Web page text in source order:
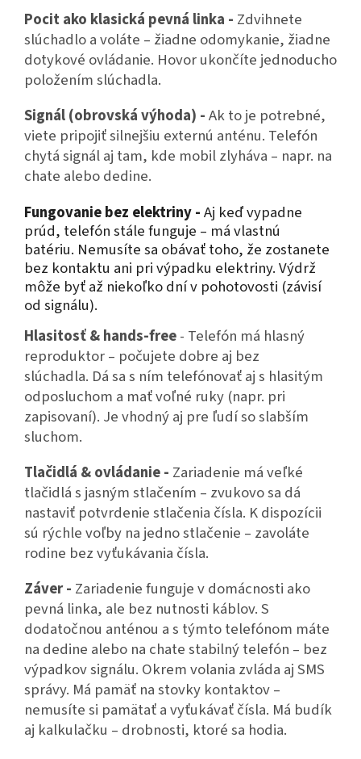
Pocit ako klasická pevná linka - Zdvihnete
slúchadlo a voláte – žiadne odomykanie, žiadne
dotykové ovládanie. Hovor ukončíte jednoducho
položením slúchadla.
Signál (obrovská výhoda) -Ak to je potrebné,
viete pripojiť silnejšiu externú anténu. Telefón
chytá signál aj tam, kde mobil zlyháva – napr. na
chate alebo dedine.
Fungovanie bez elektriny -Aj keď vypadne
prúd, telefón stále funguje – má vlastnú
batériu. Nemusíte sa obávať toho, že zostanete
bez kontaktu ani pri výpadku elektriny. Výdrž
môže byť až niekoľko dní v pohotovosti (závisí
od signálu).
Hlasitosť & hands-free- Telefón má hlasný
reproduktor – počujete dobre aj bez
slúchadla. Dá sa s ním telefónovať aj s hlasitým
odposluchom a mať voľné ruky (napr. pri
zapisovaní). Je vhodný aj pre ľudí so slabším
sluchom.
Tlačidlá & ovládanie - Zariadenie má veľké
tlačidlá s jasným stlačením – zvukovo sa dá
nastaviť potvrdenie stlačenia čísla. K dispozícii
sú rýchle voľby na jedno stlačenie – zavoláte
rodine bez vyťukávania čísla.
Záver - Zariadenie funguje v domácnosti ako
pevná linka, ale bez nutnosti káblov. S
dodatočnou anténou a s týmto telefónom máte
na dedine alebo na chate stabilný telefón – bez
výpadkov signálu. Okrem volania zvláda aj SMS
správy. Má pamäť na stovky kontaktov –
nemusíte si pamätať a vyťukávať čísla. Má budík
aj kalkulačku – drobnosti, ktoré sa hodia.